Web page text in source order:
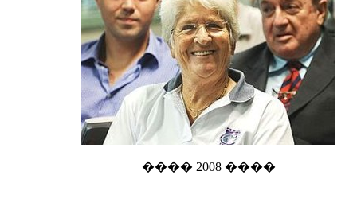
���� 2008 ����